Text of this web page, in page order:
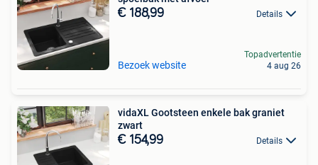
€ 188,99 Details
Bezoek website
Topadvertentie
4 aug 26
vidaXL Gootsteen enkele bak graniet
zwart
€ 154,99 Details